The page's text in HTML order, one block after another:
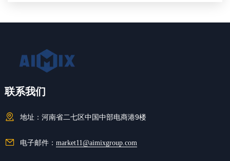
联系我们
地址： 河南省二七区中国中部电商港9楼
电子邮件： market11@aimixgroup.com